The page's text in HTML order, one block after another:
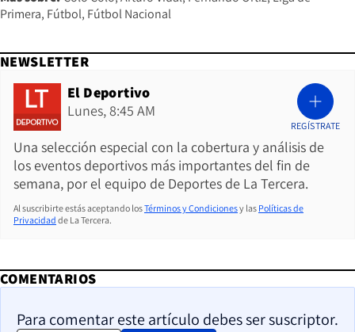
Primera Fútbol Fútbol Nacional
NEWSLETTER
El Deportivo
Lunes, 8:45 AM
Una selección especial con la cobertura y análisis de
los eventos deportivos más importantes del fin de
semana, por el equipo de Deportes de La Tercera.
REGÍSTRATE
Al suscribirte estás aceptando losTérminos y Condicionesy las Políticas de
Privacidad de La Tercera.
COMENTARIOS
Para comentar este artículo debes ser suscriptor.